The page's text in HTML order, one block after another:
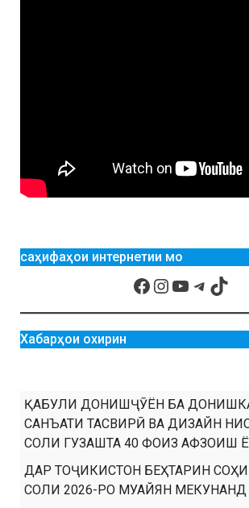
саҳифаҳои интернетии мо
Хабарҳои охирин
ҚАБУЛИ ДОНИШҶӮЁН БА
САНЪАТИ ТАСВИРӢ ВА ДИЗАЙН
СОЛИ ГУЗАШТА 40 ФОИЗ АФЗОИШ
ДАР ТОҶИКИСТОН БЕҲТАРИН
СОЛИ 2026-РО МУАЙЯН МЕКУНАНД